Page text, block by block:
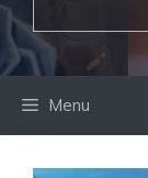
Menu